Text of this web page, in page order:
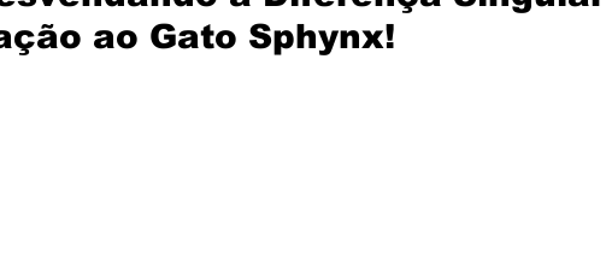
ao Gato Sphynx!